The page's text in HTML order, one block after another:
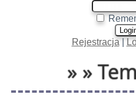
Rejestracja|
» »